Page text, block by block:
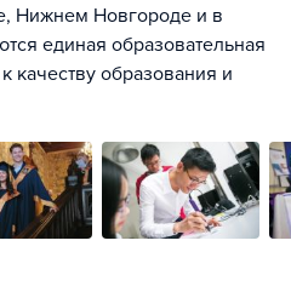
Нижнем Новгороде и в
единая образовательная
качеству образования и